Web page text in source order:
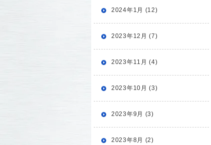
2024年1月 (12)
2023年12月 (7)
2023年11月 (4)
2023年10月 (3)
2023年9月 (3)
2023年8月 (2)